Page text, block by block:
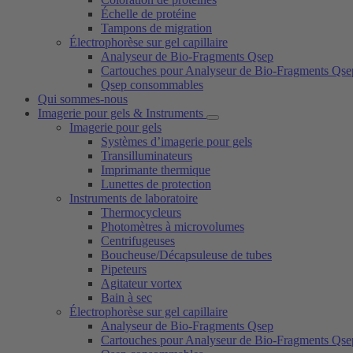
Échelle de protéine
Tampons de migration
Électrophorèse sur gel capillaire
Analyseur de Bio-Fragments Qsep
Cartouches pour Analyseur de Bio-Fragments
Qsep consommables
Qui sommes-nous
Imagerie pour gels & Instruments
Imagerie pour gels
Systèmes d’imagerie pour gels
Transilluminateurs
Imprimante thermique
Lunettes de protection
Instruments de laboratoire
Thermocycleurs
Photomètres à microvolumes
Centrifugeuses
Boucheuse/Décapsuleuse de tubes
Pipeteurs
Agitateur vortex
Bain à sec
Électrophorèse sur gel capillaire
Analyseur de Bio-Fragments Qsep
Cartouches pour Analyseur de Bio-Fragments